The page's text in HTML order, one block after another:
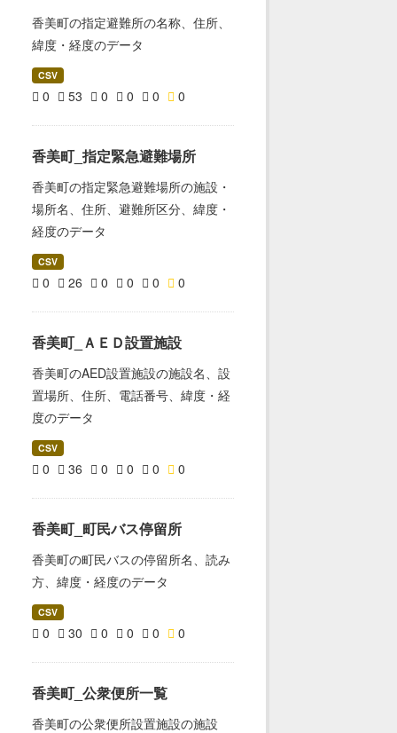
香美町の指定避難所の名称、住所、
緯度・経度のデータ
CSV
0 53 0 0 0 0
香美町_指定緊急避難場所
香美町の指定緊急避難場所の施設・
場所名、住所、避難所区分、緯度・
経度のデータ
CSV
0 26 0 0 0 0
香美町_ＡＥＤ設置施設
香美町のAED設置施設の施設名、設
置場所、住所、電話番号、緯度・経
度のデータ
CSV
0 36 0 0 0 0
香美町_町民バス停留所
香美町の町民バスの停留所名、読み
方、緯度・経度のデータ
CSV
0 30 0 0 0 0
香美町_公衆便所一覧
香美町の公衆便所設置施設の施設